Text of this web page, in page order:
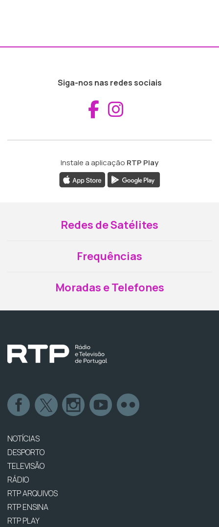
Siga-nos nas redes sociais
Aceder ao
Instale a aplicação RTP Play
Redes de Satélites
Frequências
Moradas e Telefones
NOTÍCIAS
DESPORTO
TELEVISÃO
RÁDIO
RTP ARQUIVOS
RTP ENSINA
RTP PLAY